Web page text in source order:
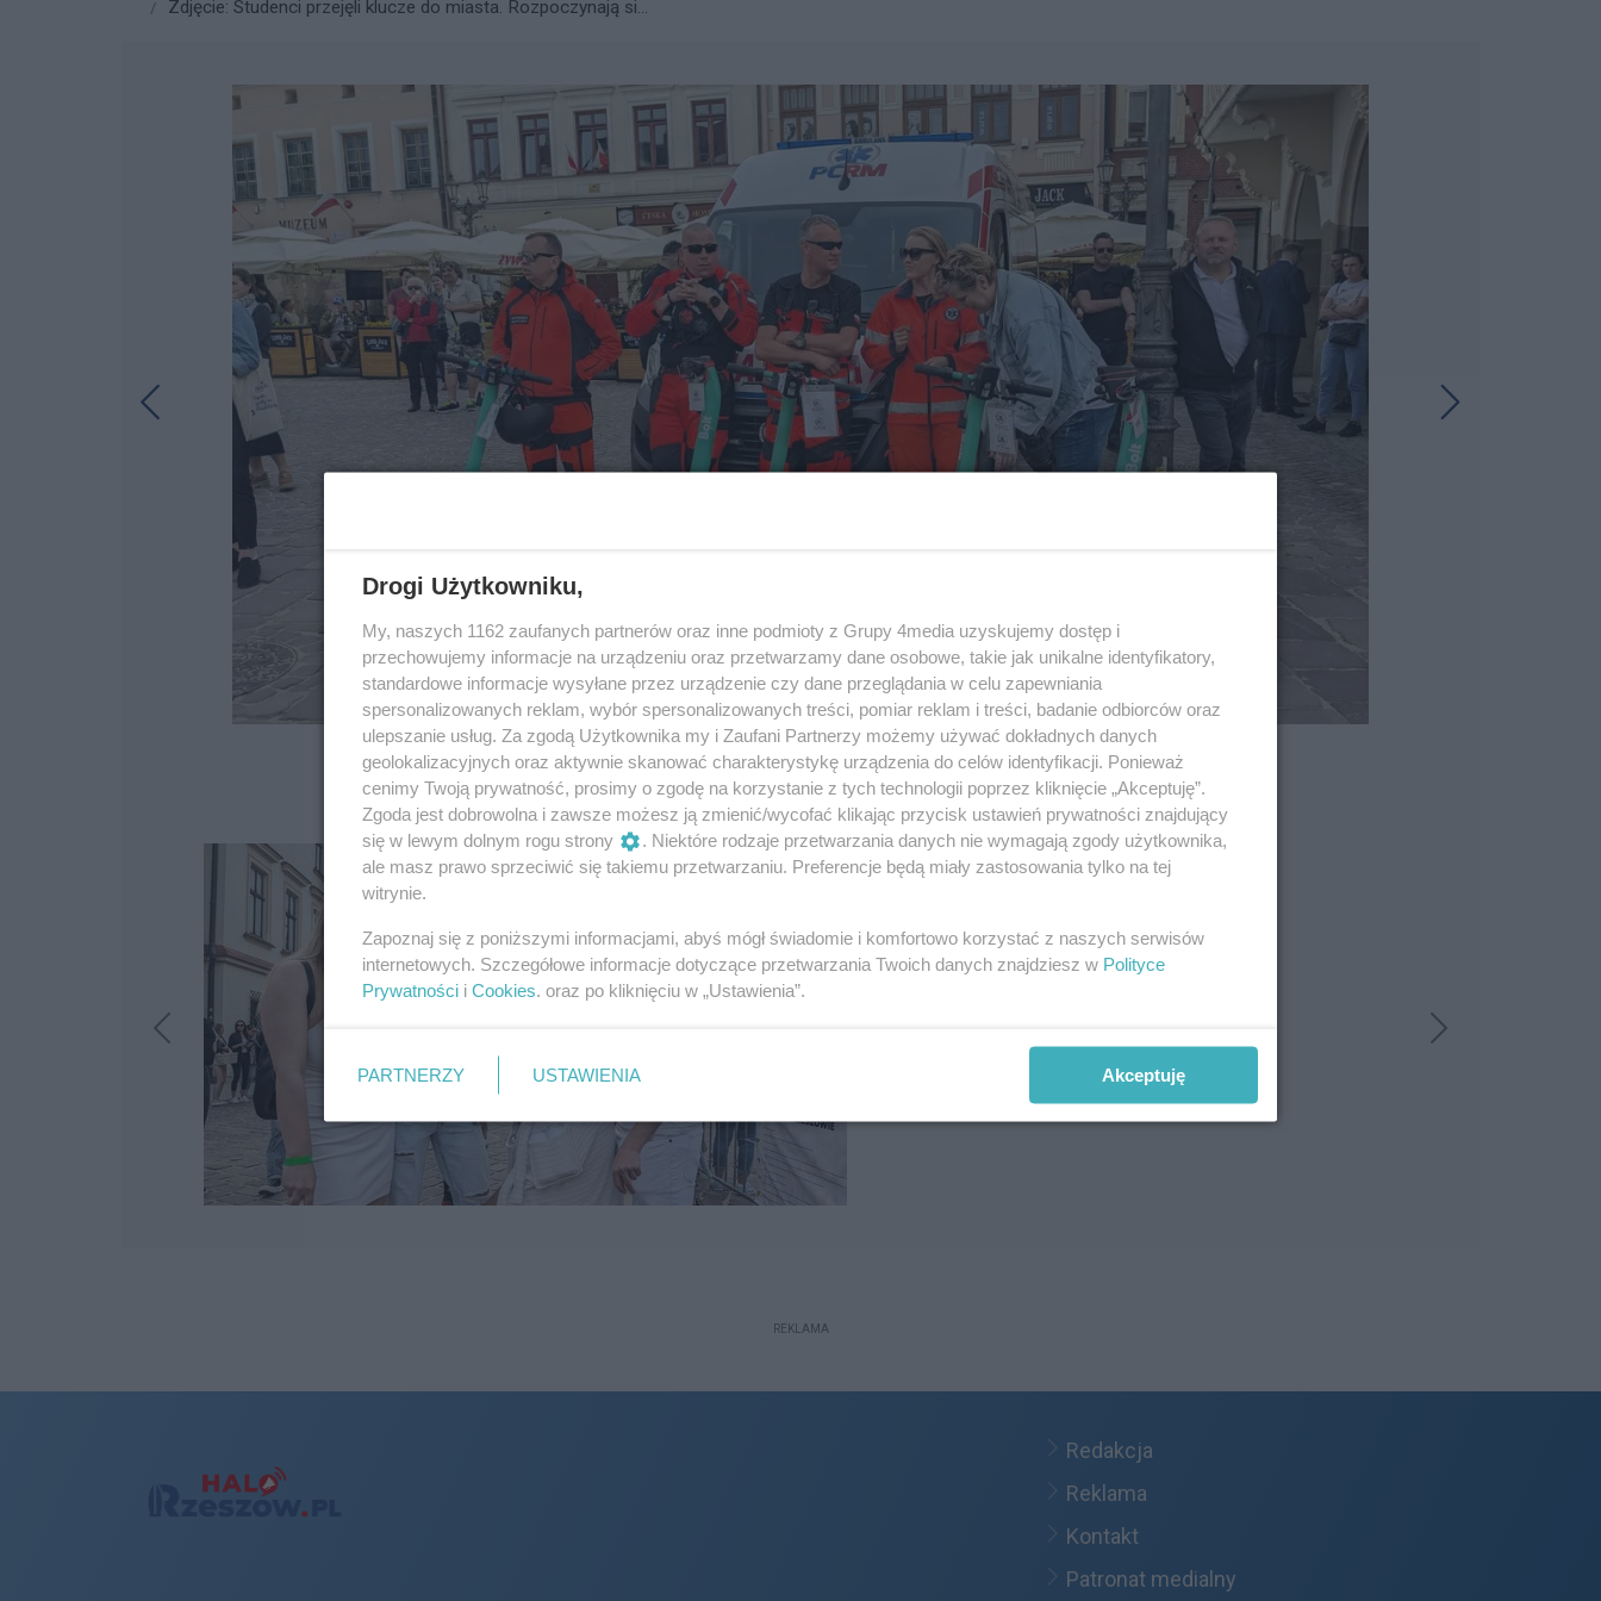
Zdjęcie: Studenci przejęli klucze do miasta. Rozpoczynają si...
53 / 98
REKLAMA
Redakcja
Reklama
Kontakt
Patronat medialny
Drogi Użytkowniku,
My, naszych 1162 zaufanych partnerów oraz inne podmioty z Grupy 4media uzyskujemy dostęp i
przechowujemy informacje na urządzeniu oraz przetwarzamy dane osobowe, takie jak unikalne identyfikatory,
standardowe informacje wysyłane przez urządzenie czy dane przeglądania w celu zapewniania
spersonalizowanych reklam, wybór spersonalizowanych treści, pomiar reklam i treści, badanie odbiorców oraz
ulepszanie usług. Za zgodą Użytkownika my i Zaufani Partnerzy możemy używać dokładnych danych
geolokalizacyjnych oraz aktywnie skanować charakterystykę urządzenia do celów identyfikacji. Ponieważ
cenimy Twoją prywatność, prosimy o zgodę na korzystanie z tych technologii poprzez kliknięcie „Akceptuję”.
Zgoda jest dobrowolna i zawsze możesz ją zmienić/wycofać klikając przycisk ustawień prywatności znajdujący
się w lewym dolnym rogu strony
. Niektóre rodzaje przetwarzania danych nie wymagają zgody użytkownika,
ale masz prawo sprzeciwić się takiemu przetwarzaniu. Preferencje będą miały zastosowania tylko na tej
witrynie.
Zapoznaj się z poniższymi informacjami, abyś mógł świadomie i komfortowo korzystać z naszych serwisów
internetowych. Szczegółowe informacje dotyczące przetwarzania Twoich danych znajdziesz w Polityce
Prywatności i Cookies. oraz po kliknięciu w „Ustawienia”.
PARTNERZY USTAWIENIA Akceptuję